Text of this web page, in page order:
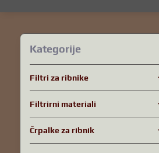
Kategorije
Filtri za ribnike
Filtrirni materiali
Črpalke za ribnik